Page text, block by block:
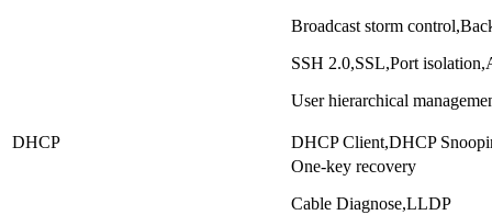
Broadcast storm
SSH 2.0,SSL,Port
User hierarchical
DHCP DHCP Client,DHCP
One-key recovery
Cable Diagnose,LLDP